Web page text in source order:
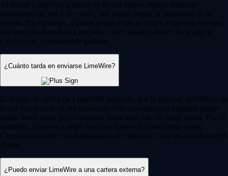
Al enviar LimeWire a través de su red nativa, suelen aplicarse
comisiones de red o de «gas», que varían según la saturación de la
misma. Sin embargo, algunas plataformas permiten evitar estos costes.
Por ejemplo, transferir LimeWire a otro usuario dentro de la app de
Crypto.com es totalmente gratuito.
¿Cuánto tarda en enviarse LimeWire?
El tiempo de envío de LimeWire depende, por lo general, del tráfico de
la red blockchain en ese momento. Una transferencia estándar puede
tardar desde unos pocos minutos hasta algo más en horas punta. Por el
contrario, los envíos entre usuarios dentro de plataformas como
Crypto.com suelen ser instantáneos al realizarse fuera de la cadena (off-
chain ).
¿Puedo enviar LimeWire a una cartera externa?